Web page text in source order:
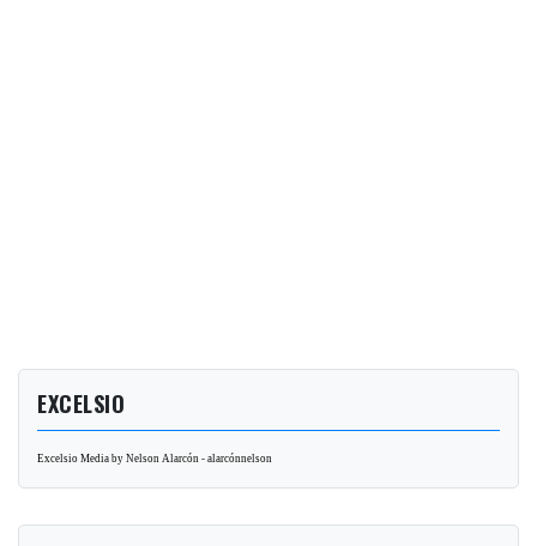
EXCELSIO
Excelsio Media by Nelson Alarcón - alarcónnelson